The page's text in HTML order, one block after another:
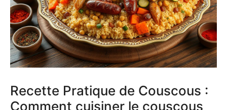
Recette Pratique de Couscous :
Comment cuisiner le couscous